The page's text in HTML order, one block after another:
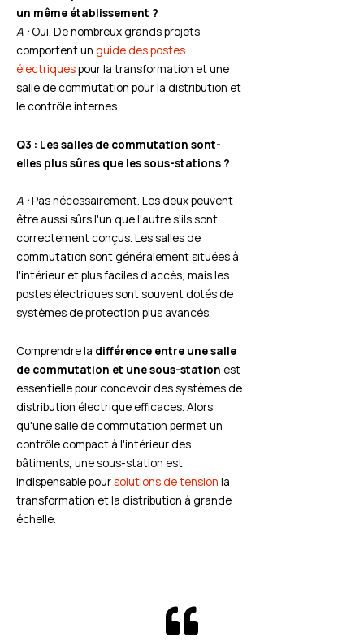
un même établissement ?
A : Oui. De nombreux grands projets
comportent un guide des postes
électriquespour la transformation et une
salle de commutation pour la distribution et
le contrôle internes.
Q3 : Les salles de commutation sont-
elles plus sûres que les sous-stations ?
A :Pas nécessairement. Les deux peuvent
être aussi sûrs l'un que l'autre s'ils sont
correctement conçus. Les salles de
commutation sont généralement situées à
l'intérieur et plus faciles d'accès, mais les
postes électriques sont souvent dotés de
systèmes de protection plus avancés.
Comprendre la différence entre une salle
de commutation et une sous-station est
essentielle pour concevoir des systèmes de
distribution électrique efficaces. Alors
qu'une salle de commutation permet un
contrôle compact à l'intérieur des
bâtiments, une sous-station est
indispensable pour solutions de tension la
transformation et la distribution à grande
échelle.